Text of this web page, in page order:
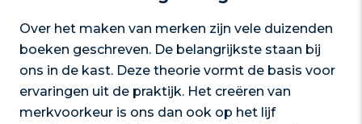
Over het maken van merken zijn vele duizenden
boeken geschreven. De belangrijkste staan bij
ons in de kast. Deze theorie vormt de basis voor
ervaringen uit de praktijk. Het creëren van
merkvoorkeur is ons dan ook op het lijf